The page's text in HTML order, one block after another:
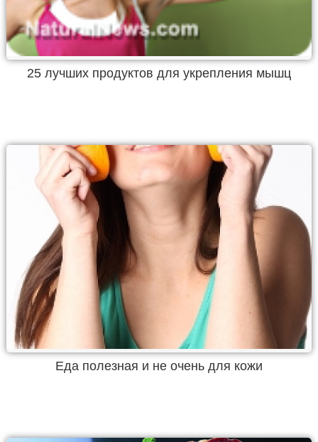
25 лучших продуктов для укрепления мышц
Еда полезная и не очень для кожи